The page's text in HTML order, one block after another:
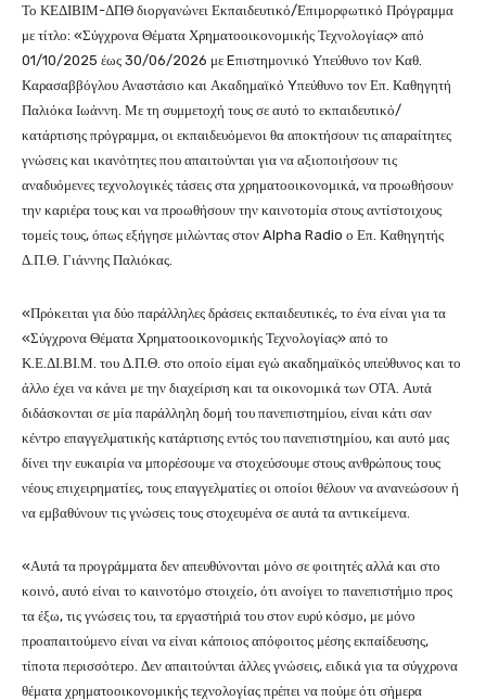
Το ΚΕΔΙΒΙΜ-ΔΠΘ διοργανώνει Εκπαιδευτικό/Επιμορφωτικό Πρόγραμμα
με τίτλο: «Σύγχρονα Θέματα Χρηματοοικονομικής Τεχνολογίας» από
01/10/2025 έως 30/06/2026 με Eπιστημονικό Υπεύθυνο τον Καθ.
Καρασαββόγλου Αναστάσιο και Ακαδημαϊκό Yπεύθυνο τον Επ. Καθηγητή
Παλιόκα Ιωάννη. Με τη συμμετοχή τους σε αυτό το εκπαιδευτικό/
κατάρτισης πρόγραμμα, οι εκπαιδευόμενοι θα αποκτήσουν τις απαραίτητες
γνώσεις και ικανότητες που απαιτούνται για να αξιοποιήσουν τις
αναδυόμενες τεχνολογικές τάσεις στα χρηματοοικονομικά, να προωθήσουν
την καριέρα τους και να προωθήσουν την καινοτομία στους αντίστοιχους
τομείς τους, όπως εξήγησε μιλώντας στον Alpha Radio ο Επ. Καθηγητής
Δ.Π.Θ. Γιάννης Παλιόκας.
«Πρόκειται για δύο παράλληλες δράσεις εκπαιδευτικές, το ένα είναι για τα
«Σύγχρονα Θέματα Χρηματοοικονομικής Τεχνολογίας» από το
Κ.Ε.ΔΙ.ΒΙ.Μ. του Δ.Π.Θ. στο οποίο είμαι εγώ ακαδημαϊκός υπεύθυνος και το
άλλο έχει να κάνει με την διαχείριση και τα οικονομικά των ΟΤΑ. Αυτά
διδάσκονται σε μία παράλληλη δομή του πανεπιστημίου, είναι κάτι σαν
κέντρο επαγγελματικής κατάρτισης εντός του πανεπιστημίου, και αυτό μας
δίνει την ευκαιρία να μπορέσουμε να στοχεύσουμε στους ανθρώπους τους
νέους επιχειρηματίες, τους επαγγελματίες οι οποίοι θέλουν να ανανεώσουν ή
να εμβαθύνουν τις γνώσεις τους στοχευμένα σε αυτά τα αντικείμενα.
«Αυτά τα προγράμματα δεν απευθύνονται μόνο σε φοιτητές αλλά και στο
κοινό, αυτό είναι το καινοτόμο στοιχείο, ότι ανοίγει το πανεπιστήμιο προς
τα έξω, τις γνώσεις του, τα εργαστήριά του στον ευρύ κόσμο, με μόνο
προαπαιτούμενο είναι να είναι κάποιος απόφοιτος μέσης εκπαίδευσης,
τίποτα περισσότερο. Δεν απαιτούνται άλλες γνώσεις, ειδικά για τα σύγχρονα
θέματα χρηματοοικονομικής τεχνολογίας πρέπει να πούμε ότι σήμερα